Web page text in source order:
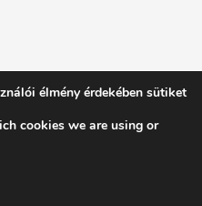
powered by WordPress
élmény érdekében sütiket
cookies we are using or